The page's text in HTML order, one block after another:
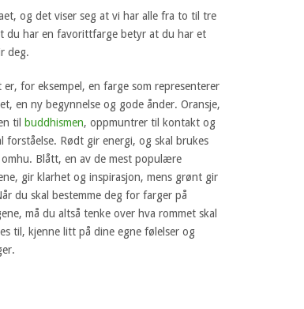
og det viser seg at vi har alle fra to til tre
du har en favorittfarge betyr at du har et
deg.
er, for eksempel, en farge som representerer
en ny begynnelse og gode ånder. Oransje,
til
buddhismen, oppmuntrer til kontakt og
forståelse. Rødt gir energi, og skal brukes
omhu. Blått, en av de mest populære
gir klarhet og inspirasjon, mens grønt gir
du skal bestemme deg for farger på
må du altså tenke over hva rommet skal
til, kjenne litt på dine egne følelser og